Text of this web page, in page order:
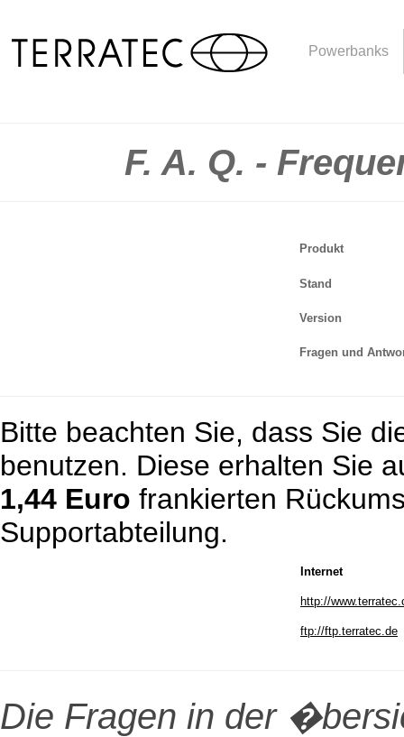
Powerbanks
F. A. Q. -
Produkt
Stand
Version
Fragen und
Bitte beachten Sie, dass Sie
benutzen. Diese erhalten Sie
1,44 Euro frankierten
Supportabteilung.
Internet
http://
ftp://ftp.terratec.de
Die Fragen in der